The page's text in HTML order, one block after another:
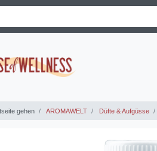
gehen AROMAWELT Düfte & Aufgüsse